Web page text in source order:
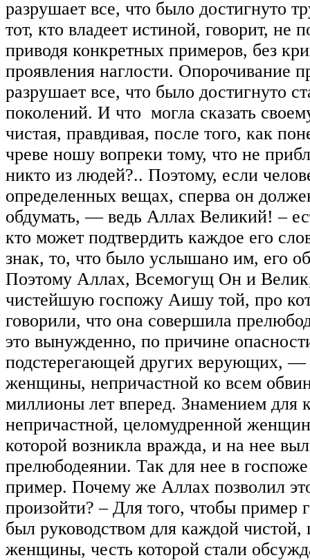
разрушает все, что было достигнуто
тот, кто владеет истиной, говорит, не
приводя конкретных примеров, без
проявления наглости. Опорочивание
разрушает все, что было достигнуто
поколений. И что могла сказать
чистая, правдивая, после того, как
чреве ношу вопреки тому, что не
никто из людей?.. Поэтому, если
определенных вещах, сперва он
обдумать, — ведь Аллах Великий! –
кто может подтвердить каждое его
знак, то, что было услышано им, его
Поэтому Аллах, Всемогущ Он и
чистейшую госпожу Аишу той, про
говорили, что она совершила
это вынужденно, по причине
подстерегающей других верующих, —
женщины, непричастной ко всем
миллионы лет вперед. Знамением для
непричастной, целомудренной
которой возникла вражда, и на нее
прелюбодеянии. Так для нее в
пример. Почему же Аллах позволил
произойти? – Для того, чтобы
был руководством для каждой чистой,
женщины, честь которой стали